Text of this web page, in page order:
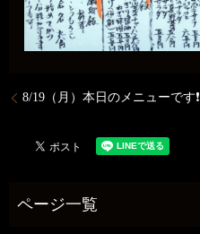
8/19（月）本日のメニューです❗️